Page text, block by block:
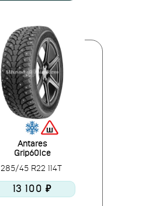
Antares
Grip60Ice
285/45 R22 114T
13 100 ₽